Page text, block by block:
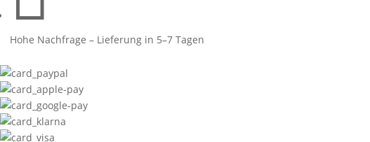
Hohe Nachfrage – Lieferung in 5–7 Tagen